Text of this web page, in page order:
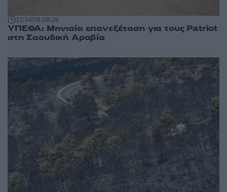
12:3408.08.26
ΥΠΕΘΑ: Μηνιαία επανεξέταση για τους Patriot
στη Σαουδική Αραβία